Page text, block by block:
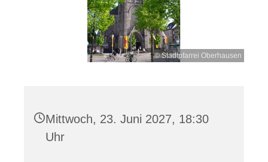
© Stadtpfarrei Oberhausen
Mittwoch, 23. Juni 2027, 18:30
Uhr